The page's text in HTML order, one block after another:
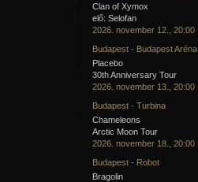
Clan of Xymox
elő: Selofan
2026. november 12., 20:00
Budapest - Budapest Aréna
Placebo
30th Anniversary Tour
2026. november 13., 20:00
Budapest - Turbina
Chameleons
Arctic Moon Tour
2026. november 18., 20:00
Budapest - Robot
Bragolin